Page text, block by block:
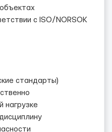
с ISO/NORSOK
стандарты)
нагрузке